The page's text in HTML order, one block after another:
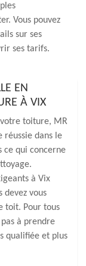
Vous pouvez
sur ses
ses tarifs.
EN
À VIX
votre toiture, MR
réussie dans le
ce qui concerne
à Vix
devez vous
toit. Pour tous
à prendre
qualifiée et plus